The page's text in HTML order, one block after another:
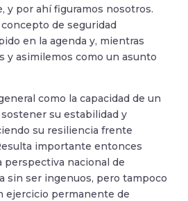
y por ahí figuramos nosotros.
de seguridad
en la agenda y, mientras
y asimilemos como un asunto
como la capacidad de un
su estabilidad y
su resiliencia frente
importante entonces
nacional de
sin ser ingenuos, pero tampoco
ejercicio permanente de